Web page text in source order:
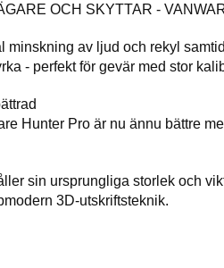
OCH SKYTTAR -
minskning av ljud och rekyl
- perfekt för gevär med stor
Hunter Pro är nu ännu bättre
sin ursprungliga storlek och
3D-utskriftsteknik.